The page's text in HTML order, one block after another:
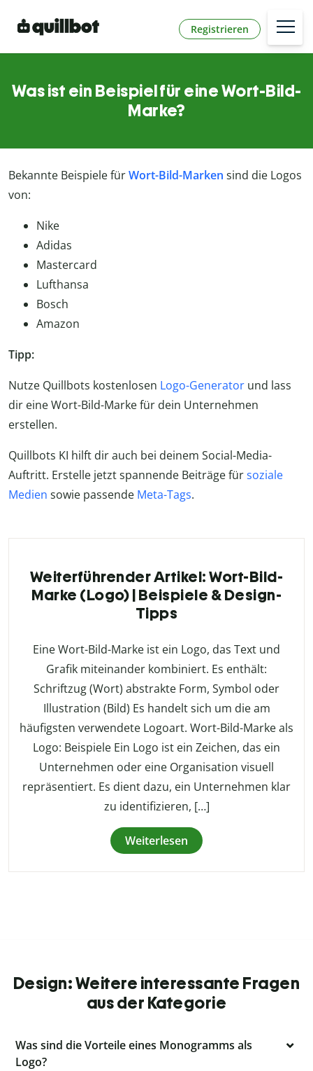
Registrieren
Was ist ein Beispiel für eine Wort-Bild-
Marke?
Bekannte Beispiele fürWort-Bild-Marken sind die Logos
von:
Nike
Adidas
Mastercard
Lufthansa
Bosch
Amazon
Tipp:
Nutze Quillbots kostenlosen Logo-Generator und lass
dir eine Wort-Bild-Marke für dein Unternehmen
erstellen.
Quillbots KI hilft dir auch bei deinem Social-Media-
Auftritt. Erstelle jetzt spannende Beiträge fürsoziale
Medien sowie passende Meta-Tags.
Weiterführender Artikel: Wort-Bild-
Marke (Logo) | Beispiele & Design-
Tipps
Eine Wort-Bild-Marke ist ein Logo, das Text und
Grafik miteinander kombiniert. Es enthält:
Schriftzug (Wort) abstrakte Form, Symbol oder
Illustration (Bild) Es handelt sich um die am
häufigsten verwendete Logoart. Wort-Bild-Marke als
Logo: Beispiele Ein Logo ist ein Zeichen, das ein
Unternehmen oder eine Organisation visuell
repräsentiert. Es dient dazu, ein Unternehmen klar
zu identifizieren, […]
Weiterlesen
Design: Weitere interessante Fragen
aus der Kategorie
Was sind die Vorteile eines Monogramms als
Logo?